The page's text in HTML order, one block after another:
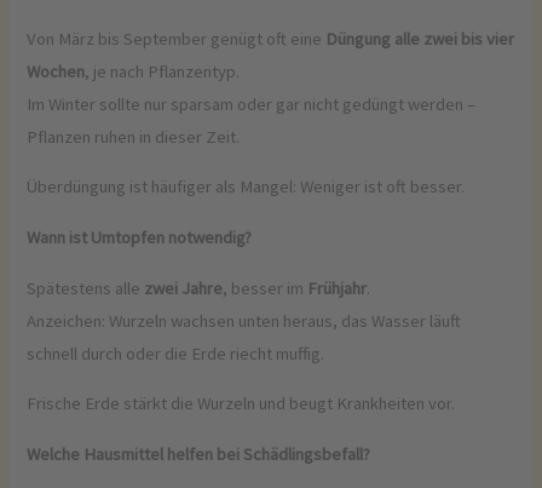
Von März bis September genügt oft eine Düngung alle zwei bis vier
Wochen, je nach Pflanzentyp.
Im Winter sollte nur sparsam oder gar nicht gedüngt werden –
Pflanzen ruhen in dieser Zeit.
Überdüngung ist häufiger als Mangel: Weniger ist oft besser.
Wann ist Umtopfen notwendig?
Spätestens alle zwei Jahre, besser im Frühjahr.
Anzeichen: Wurzeln wachsen unten heraus, das Wasser läuft
schnell durch oder die Erde riecht muffig.
Frische Erde stärkt die Wurzeln und beugt Krankheiten vor.
Welche Hausmittel helfen bei Schädlingsbefall?